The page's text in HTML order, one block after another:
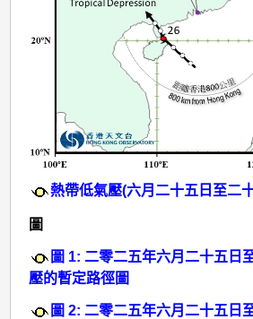
熱帶低氣壓(六月二十五日至二
圖
圖 1: 二零二五年六月二十五日
壓的暫定路徑圖
圖 2: 二零二五年六月二十五日